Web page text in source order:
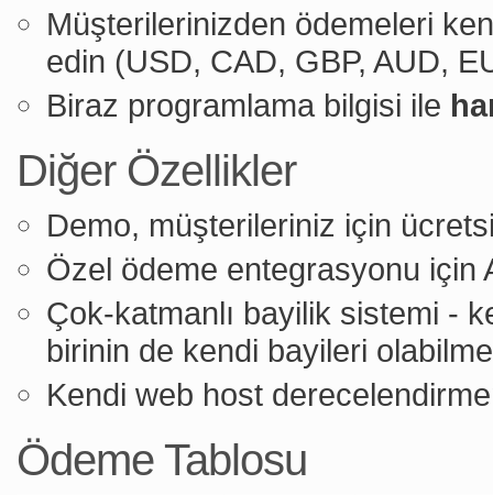
Müşterilerinizden ödemeleri
edin (USD, CAD, GBP, AUD,
Biraz programlama bilgisi ile
Diğer Özellikler
Demo, müşterileriniz için
Özel ödeme entegrasyonu için
Çok-katmanlı bayilik sistemi -
birinin de kendi bayileri
Kendi web host
Ödeme Tablosu